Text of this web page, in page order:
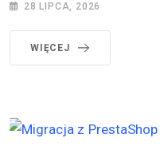
28 LIPCA, 2026
WIĘCEJ